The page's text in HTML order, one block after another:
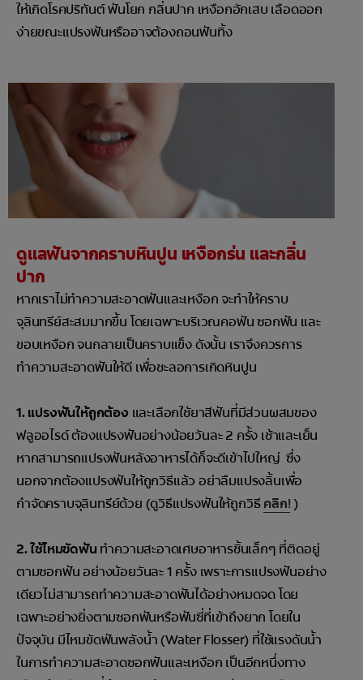
ให้เกิดโรคปริทันต์ ฟันโยก กลิ่นปาก เหงือกอักเสบ เลือดออก
ง่ายขณะแปรงฟันหรืออาจต้องถอนฟันทิ้ง
ดูแลฟันจากคราบหินปูน เหงือกร่น และกลิ่น
ปาก
หากเราไม่ทำความสะอาดฟันและเหงือก จะทำให้คราบ
จุลินทรีย์สะสมมากขึ้น โดยเฉพาะบริเวณคอฟัน ซอกฟัน และ
ขอบเหงือก จนกลายเป็นคราบแข็ง ดังนั้น เราจึงควรการ
ทำความสะอาดฟันให้ดี เพื่อชะลอการเกิดหินปูน
1. แปรงฟันให้ถูกต้อง และเลือกใช้ยาสีฟันที่มีส่วนผสมของ
ฟลูออไรด์ ต้องแปรงฟันอย่างน้อยวันละ 2 ครั้ง เช้าและเย็น
หากสามารถแปรงฟันหลังอาหารได้ก็จะดีเข้าไปใหญ่ ซึ่ง
นอกจากต้องแปรงฟันให้ถูกวิธีแล้ว อย่าลืมแปรงลิ้นเพื่อ
กำจัดคราบจุลินทรีย์ด้วย (ดูวิธีแปรงฟันให้ถูกวิธีคลิก!)
2. ใช้ไหมขัดฟัน ทำความสะอาดเศษอาหารชิ้นเล็กๆ ที่ติดอยู่
ตามซอกฟัน อย่างน้อยวันละ 1 ครั้ง เพราะการแปรงฟันอย่าง
เดียวไม่สามารถทำความสะอาดฟันได้อย่างหมดจด โดย
เฉพาะอย่างยิ่งตามซอกฟันหรือฟันซี่ที่เข้าถึงยาก โดยใน
ปัจจุบัน มีไหมขัดฟันพลังน้ำ (Water Flosser) ที่ใช้แรงดันน้ำ
ในการทำความสะอาดซอกฟันและเหงือก เป็นอีกหนึ่งทาง